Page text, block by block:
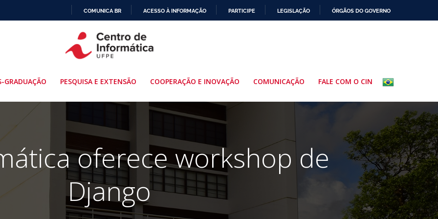
PARA
O
COMUNICA BR ACESSO À INFORMAÇÃO PARTICIPE LEGISLAÇÃO ÓRGÃOS DO GOVERNO
GRADUAÇÃO PESQUISA E EXTENSÃO COOPERAÇÃO E INOVAÇÃO COMUNICAÇÃO FALE COM O CIN
oferece workshop de
Django